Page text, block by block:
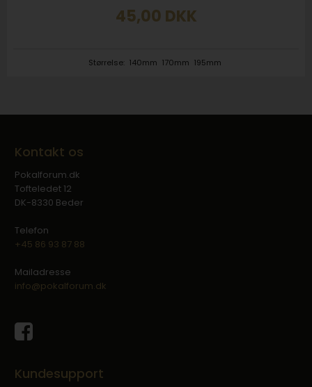
45,00 DKK
Størrelse: 140mm 170mm 195mm
Kontakt os
Pokalforum.dk
Tofteledet 12
DK-8330 Beder
Telefon
+45 86 93 87 88
Mailadresse
info@pokalforum.dk
Kundesupport